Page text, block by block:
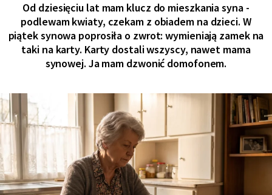
Od dziesięciu lat mam klucz do mieszkania syna -
podlewam kwiaty, czekam z obiadem na dzieci. W
piątek synowa poprosiła o zwrot: wymieniają zamek na
taki na karty. Karty dostali wszyscy, nawet mama
synowej. Ja mam dzwonić domofonem.